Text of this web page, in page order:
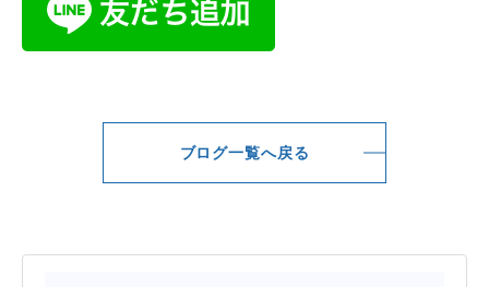
ブログ一覧へ戻る